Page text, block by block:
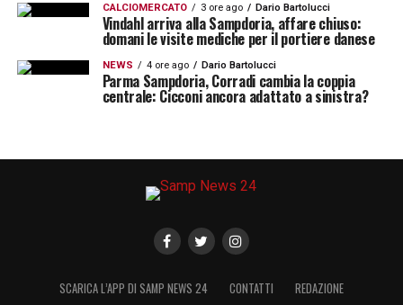
CALCIOMERCATO 3 ore ago Dario Bartolucci
Vindahl arriva alla Sampdoria, affare chiuso:
domani le visite mediche per il portiere danese
NEWS 4 ore ago Dario Bartolucci
Parma Sampdoria, Corradi cambia la coppia
centrale: Cicconi ancora adattato a sinistra?
SCARICA L’APP DI SAMP NEWS 24 CONTATTI
REDAZIONE